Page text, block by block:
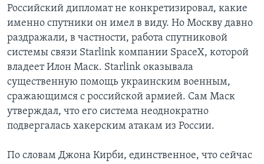
Российский дипломат не конкретизировал, какие
именно спутники он имел в виду. Но Москву давно
раздражали, в частности, работа спутниковой
системы связи Starlink компании SpaceX, которой
владеет Илон Маск. Starlink оказывала
существенную помощь украинским военным,
сражающимся с российской армией. Сам Маск
утверждал, что его система неоднократно
подвергалась хакерским атакам из России.
По словам Джона Кирби, единственное, что сейчас